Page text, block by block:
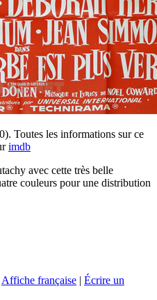
Toutes les informations sur ce
imdb
avec cette très belle
couleurs pour une distribution
Affiche française | Écrire un